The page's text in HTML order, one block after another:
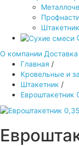
Штакетник
О компании Доставка
Главная /
Кровельные и
Штакетник /